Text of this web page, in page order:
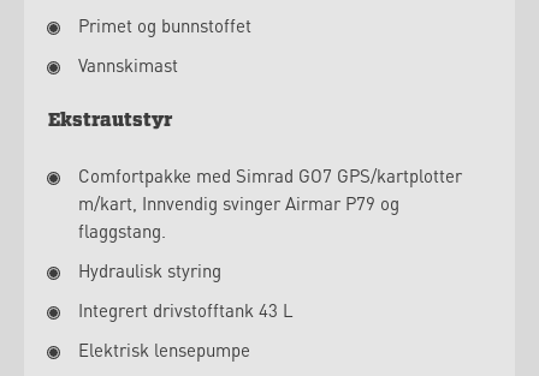
Primet og bunnstoffet
Vannskimast
Ekstrautstyr
Comfortpakke med Simrad GO7 GPS/kartplotter
m/kart, Innvendig svinger Airmar P79 og
flaggstang.
Hydraulisk styring
Integrert drivstofftank 43 L
Elektrisk lensepumpe